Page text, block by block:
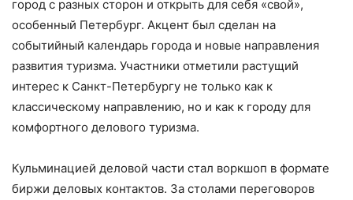
город с разных сторон и открыть для себя «свой»,
особенный Петербург. Акцент был сделан на
событийный календарь города и новые направления
развития туризма. Участники отметили растущий
интерес к Санкт-Петербургу не только как к
классическому направлению, но и как к городу для
комфортного делового туризма.
Кульминацией деловой части стал воркшоп в формате
биржи деловых контактов. За столами переговоров